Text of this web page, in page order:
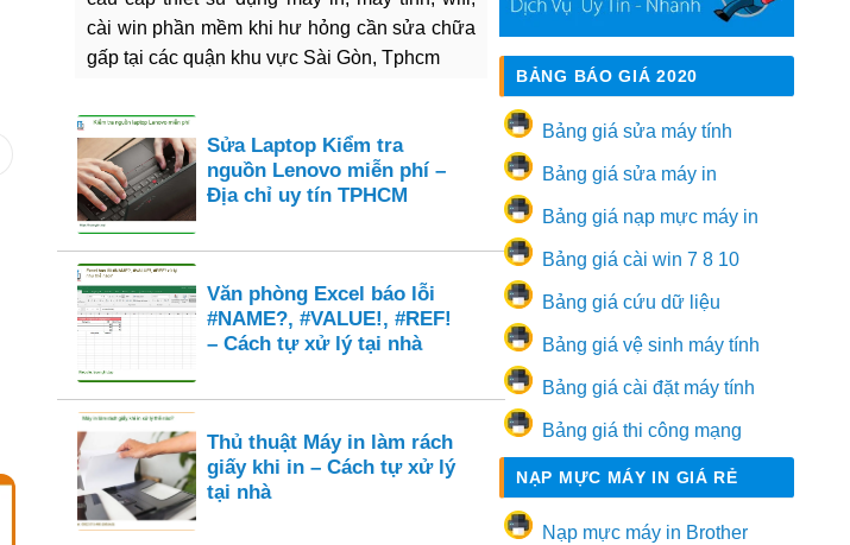
cài win phần mềm khi hư hỏng cần sửa chữa
gấp tại các quận khu vực Sài Gòn, Tphcm
Sửa Laptop Kiểm tra
nguồn Lenovo miễn phí –
Địa chỉ uy tín TPHCM
Văn phòng Excel báo lỗi
#NAME?, #VALUE!, #REF!
– Cách tự xử lý tại nhà
Thủ thuật Máy in làm rách
giấy khi in – Cách tự xử lý
tại nhà
BẢNG BÁO GIÁ 2020
Bảng giá sửa máy tính
Bảng giá sửa máy in
Bảng giá nạp mực máy in
Bảng giá cài win 7 8 10
Bảng giá cứu dữ liệu
Bảng giá vệ sinh máy tính
Bảng giá cài đặt máy tính
Bảng giá thi công mạng
NẠP MỰC MÁY IN GIÁ RẺ
Nạp mực máy in Brother